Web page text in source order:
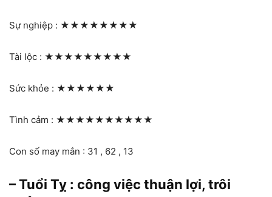
Sự nghiệp : ★★★★★★★★
Tài lộc : ★★★★★★★★★
Sức khỏe : ★★★★★★
Tình cảm : ★★★★★★★★★★
Con số may mắn : 31 , 62 , 13
– Tuổi Tỵ : công việc thuận lợi, trôi